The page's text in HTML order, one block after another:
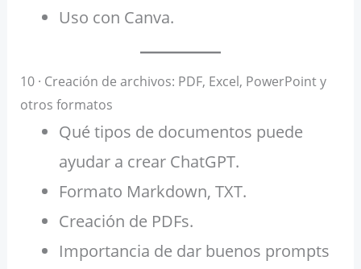
Uso con Canva.
10 · Creación de archivos: PDF, Excel, PowerPoint y
otros formatos
Qué tipos de documentos puede
ayudar a crear ChatGPT.
Formato Markdown, TXT.
Creación de PDFs.
Importancia de dar buenos prompts